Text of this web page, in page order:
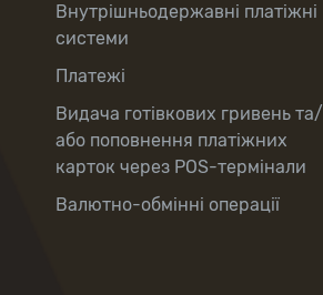
Внутрішньодержавні платіжні
системи
Платежі
Видача готівкових гривень та/
або поповнення платіжних
карток через POS-термінали
Валютно-обмінні операції